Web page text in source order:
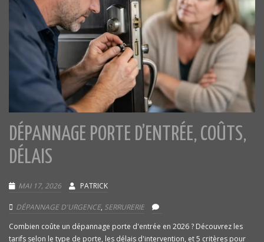
DÉPANNAGE PORTE D’ENTRÉE, COÛTS,
DÉLAIS
MAI 17, 2026 PATRICK
DÉPANNAGE D'URGENCE, SERRURERIE
Combien coûte un dépannage porte d'entrée en 2026 ? Découvrez les
tarifs selon le type de porte, les délais d'intervention, et 5 critères pour